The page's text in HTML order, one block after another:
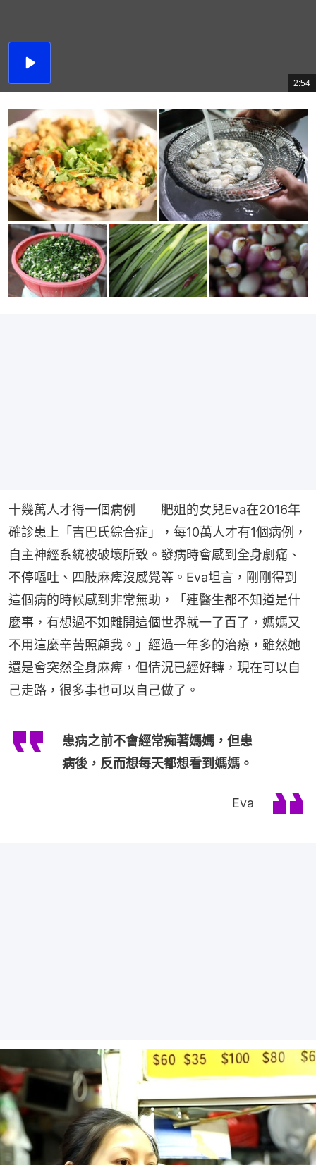
播
總
共
間
2:54
十幾萬人才得一個病例　　肥姐的女兒Eva在2016年
確診患上「吉巴氏綜合症」，每10萬人才有1個病例，
自主神經系統被破壞所致。發病時會感到全身劇痛、
不停嘔吐、四肢麻痺沒感覺等。Eva坦言，剛剛得到
這個病的時候感到非常無助，「連醫生都不知道是什
麼事，有想過不如離開這個世界就一了百了，媽媽又
不用這麼辛苦照顧我。」經過一年多的治療，雖然她
還是會突然全身麻痺，但情況已經好轉，現在可以自
己走路，很多事也可以自己做了。
患病之前不會經常痴著媽媽，但患
病後，反而想每天都想看到媽媽。
Eva